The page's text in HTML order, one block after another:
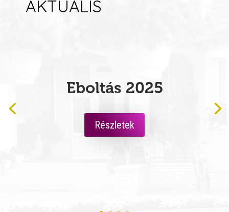
AKTUÁLIS
Részletek